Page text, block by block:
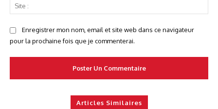
:
Enregistrer mon nom, email et site web dans ce navigateur
pour la prochaine fois que je commenterai.
Articles Similaires